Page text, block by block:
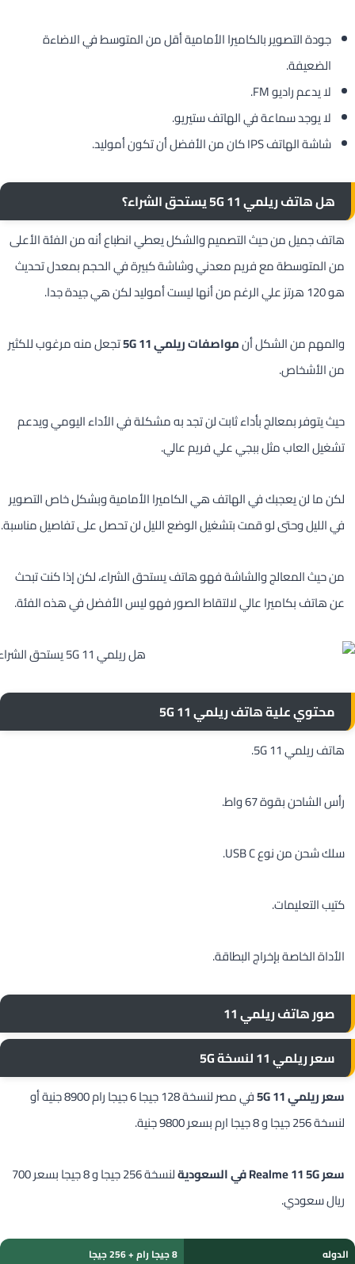
جودة التصوير بالكاميرا الأمامية أقل من المتوسط في الاضاءة
الضعيفة.
لا يدعم راديو FM.
لا يوجد سماعة في الهاتف ستيريو.
شاشة الهاتف IPS كان من الأفضل أن تكون أموليد.
هل هاتف ريلمي 11 5G يستحق الشراء؟
هاتف جميل من حيث التصميم والشكل يعطي انطباع أنه من الفئة الأعلى
من المتوسطة مع فريم معدني وشاشة كبيرة في الحجم بمعدل تحديث
هو 120 هرتز علي الرغم من أنها ليست أموليد لكن هي جيدة جدا.
والمهم من الشكل أنمواصفات ريلمي 11 5G
تجعل منه مرغوب للكثير
من الأشخاص.
حيث يتوفر بمعالج بأداء ثابت لن تجد به مشكلة في الأداء اليومي ويدعم
تشغيل العاب مثل ببجي علي فريم عالي.
لكن ما لن يعجبك في الهاتف هي الكاميرا الأمامية وبشكل خاص التصوير
في الليل وحتى لو قمت بتشغيل الوضع الليل لن تحصل على تفاصيل مناسبة.
من حيث المعالج والشاشة فهو هاتف يستحق الشراء، لكن إذا كنت تبحث
عن هاتف بكاميرا عالي لالتقاط الصور فهو ليس الأفضل في هذه الفئة.
محتوي علية هاتف ريلمي 11 5G
هاتف ريلمي 11 5G.
رأس الشاحن بقوة 67 واط.
سلك شحن من نوع USB C.
كتيب التعليمات.
الأداة الخاصة بإخراج البطاقة.
صور هاتف ريلمي 11
سعر ريلمي 11 لنسخة 5G
سعر ريلمي 11 5G
في مصر لنسخة 128 جيجا 6 جيجا رام 8900 جنية أو
لنسخة 256 جيجا و 8 جيجا ارم بسعر 9800 جنية.
سعر Realme 11 5G في السعودية
لنسخة 256 جيجا و 8 جيجا بسعر 700
ريال سعودي.
الدوله
8 جيجا رام + 256 جيجا